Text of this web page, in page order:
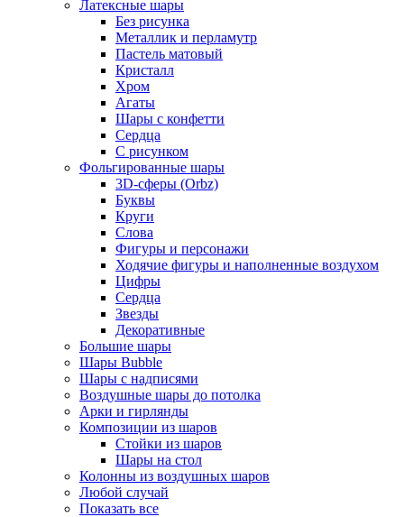
Латексные шары
Без рисунка
Металлик и перламутр
Пастель матовый
Кристалл
Хром
Агаты
Шары с конфетти
Сердца
С рисунком
Фольгированные шары
3D-сферы (Orbz)
Буквы
Круги
Слова
Фигуры и персонажи
Ходячие фигуры и наполненные воздухом
Цифры
Сердца
Звезды
Декоративные
Большие шары
Шары Bubble
Шары с надписями
Воздушные шары до потолка
Арки и гирлянды
Композиции из шаров
Стойки из шаров
Шары на стол
Колонны из воздушных шаров
Любой случай
Показать все